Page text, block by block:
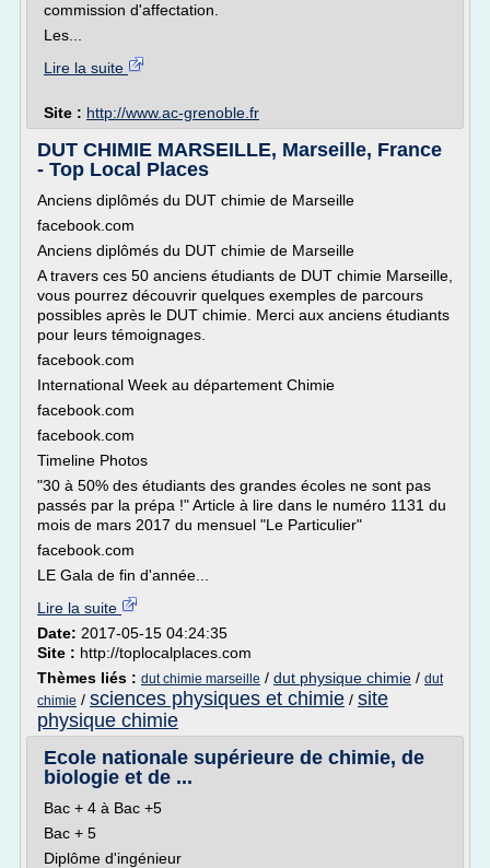
commission d'affectation.
Les...
Lire la suite
Site : http://www.ac-grenoble.fr
DUT CHIMIE MARSEILLE, Marseille, France
- Top Local Places
Anciens diplômés du DUT chimie de Marseille
facebook.com
Anciens diplômés du DUT chimie de Marseille
A travers ces 50 anciens étudiants de DUT chimie Marseille,
vous pourrez découvrir quelques exemples de parcours
possibles après le DUT chimie. Merci aux anciens étudiants
pour leurs témoignages.
facebook.com
International Week au département Chimie
facebook.com
facebook.com
Timeline Photos
"30 à 50% des étudiants des grandes écoles ne sont pas
passés par la prépa !" Article à lire dans le numéro 1131 du
mois de mars 2017 du mensuel "Le Particulier"
facebook.com
LE Gala de fin d'année...
Lire la suite
Date: 2017-05-15 04:24:35
Site : http://toplocalplaces.com
Thèmes liés : dut chimie marseille / dut physique chimie / dut
chimie / sciences physiques et chimie / site
physique chimie
Ecole nationale supérieure de chimie, de
biologie et de ...
Bac + 4 à Bac +5
Bac + 5
Diplôme d'ingénieur